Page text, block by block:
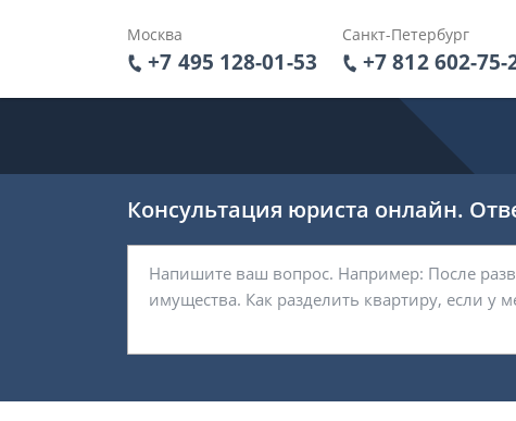
Москва
+7 495 128-01-53
Санкт-Петербург
+7 812 602-75-
Консультация юриста онлайн.